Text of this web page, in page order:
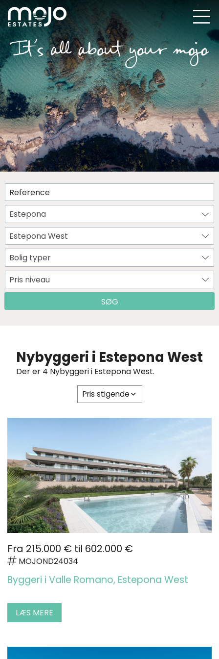
Estepona
Estepona West
Bolig typer
Pris niveau
SØG
Nybyggeri i Estepona West
Der er 4 Nybyggeri i Estepona West.
Pris stigende
Fra 215.000 € til 602.000 €
MOJOND24034
Byggeri i Valle Romano, Estepona West
LÆS MERE